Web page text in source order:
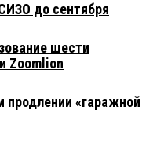
до сентября
шести
Zoomlion
продлении «гаражной